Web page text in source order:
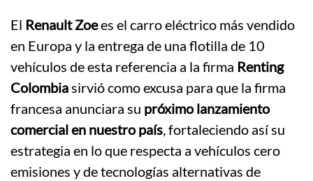
El Renault Zoees el carro eléctrico más vendido
en Europa y la entrega de una flotilla de 10
vehículos de esta referencia a la firma Renting
Colombiasirvió como excusa para que la firma
francesa anunciara su próximo lanzamiento
comercial en nuestro país, fortaleciendo así su
estrategia en lo que respecta a vehículos cero
emisiones y de tecnologías alternativas de